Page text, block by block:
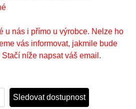
u nás i přímo u výrobce. Nelze ho
vás informovat, jakmile bude
níže napsat váš email.
Sledovat dostupnost